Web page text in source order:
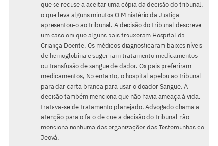
que se recuse a aceitar uma cópia da decisão do tribunal,
o que leva alguns minutos O Ministério da Justiça
apresentou-o ao tribunal. A decisão do tribunal descreve
um caso em que alguns pais trouxeram Hospital da
Criança Doente. Os médicos diagnosticaram baixos níveis
de hemoglobina e sugeriram tratamento medicamentos
ou transfusão de sangue de dador. Os pais preferiram
medicamentos, No entanto, o hospital apelou ao tribunal
para dar carta branca para usar o doador Sangue. A
decisão também menciona que não havia ameaça à vida,
tratava-se de tratamento planejado. Advogado chama a
atenção para o fato de que a decisão do tribunal não
menciona nenhuma das organizações das Testemunhas de
Jeová.